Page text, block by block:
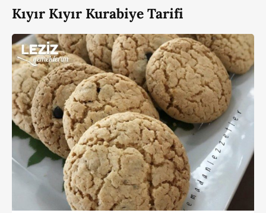
Kıyır Kıyır Kurabiye Tarifi